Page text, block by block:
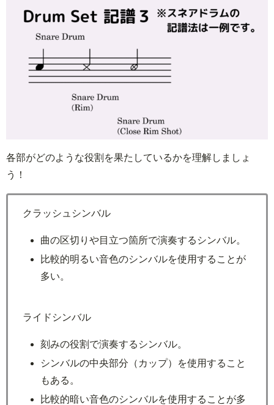
各部がどのような役割を果たしているかを理解しましょ
う！
クラッシュシンバル
曲の区切りや目立つ箇所で演奏するシンバル。
比較的明るい音色のシンバルを使用することが
多い。
ライドシンバル
刻みの役割で演奏するシンバル。
シンバルの中央部分（カップ）を使用すること
もある。
比較的暗い音色のシンバルを使用することが多